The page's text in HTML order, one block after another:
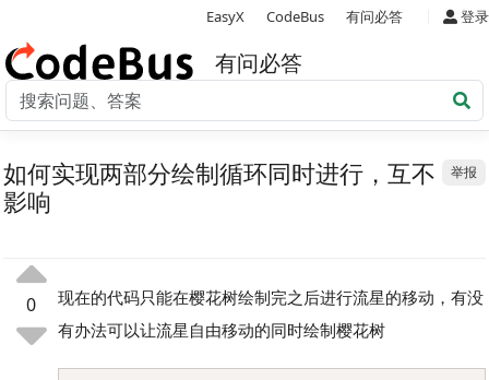
EasyX CodeBus 有问必答 登录
有问必答
举报
如何实现两部分绘制循环同时进行，互不
影响
0
现在的代码只能在樱花树绘制完之后进行流星的移动，有没
有办法可以让流星自由移动的同时绘制樱花树